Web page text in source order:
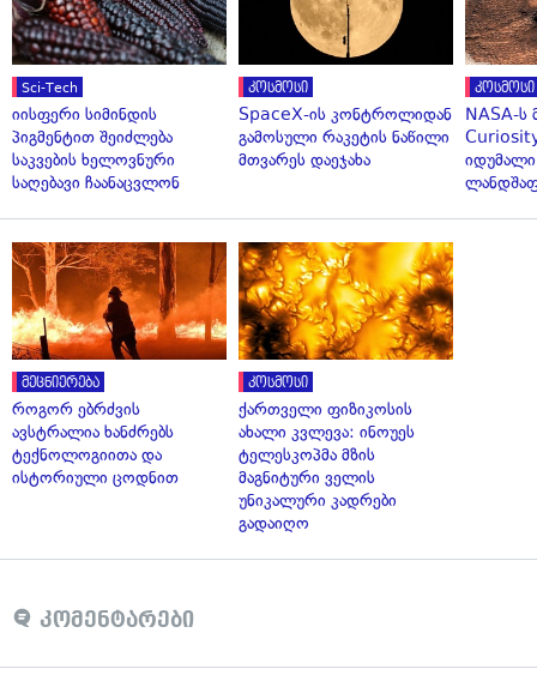
Sci-Tech
იისფერი სიმინდის
პიგმენტით შეიძლება
საკვების ხელოვნური
საღებავი ჩაანაცვლონ
კოსმოსი
SpaceX-ის კონტროლიდან
გამოსული რაკეტის ნაწილი
მთვარეს დაეჯახა
კოსმოსი
NASA-ს
მეცნიერება
როგორ ებრძვის
ავსტრალია ხანძრებს
ტექნოლოგიითა და
ისტორიული ცოდნით
კოსმოსი
ქართველი ფიზიკოსის
ახალი კვლევა: ინოუეს
ტელესკოპმა მზის
მაგნიტური ველის
უნიკალური კადრები
გადაიღო
კომენტარები